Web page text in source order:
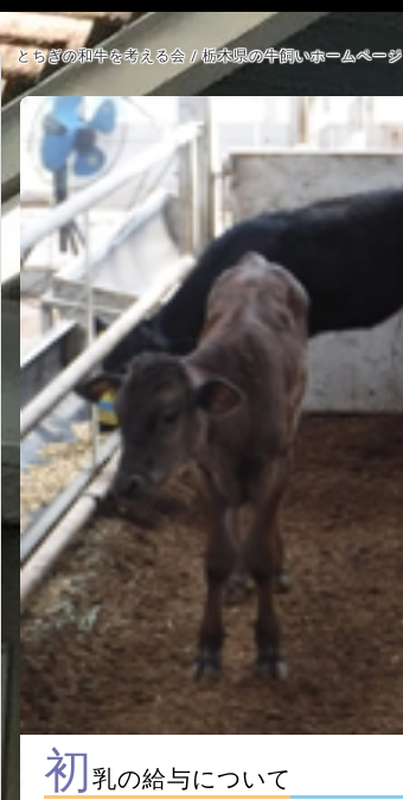
とちぎの和牛を考える会 / 栃木県の牛飼いホームページ
初 乳の給与について